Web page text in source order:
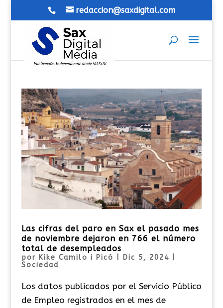
redaccion@saxdigital.com
Las cifras del paro en Sax el pasado mes
de noviembre dejaron en 766 el número
total de desempleados
por Kike Camilo i Picó Dic 5, 2024
Sociedad
Los datos publicados por el Servicio Público
de Empleo registrados en el mes de